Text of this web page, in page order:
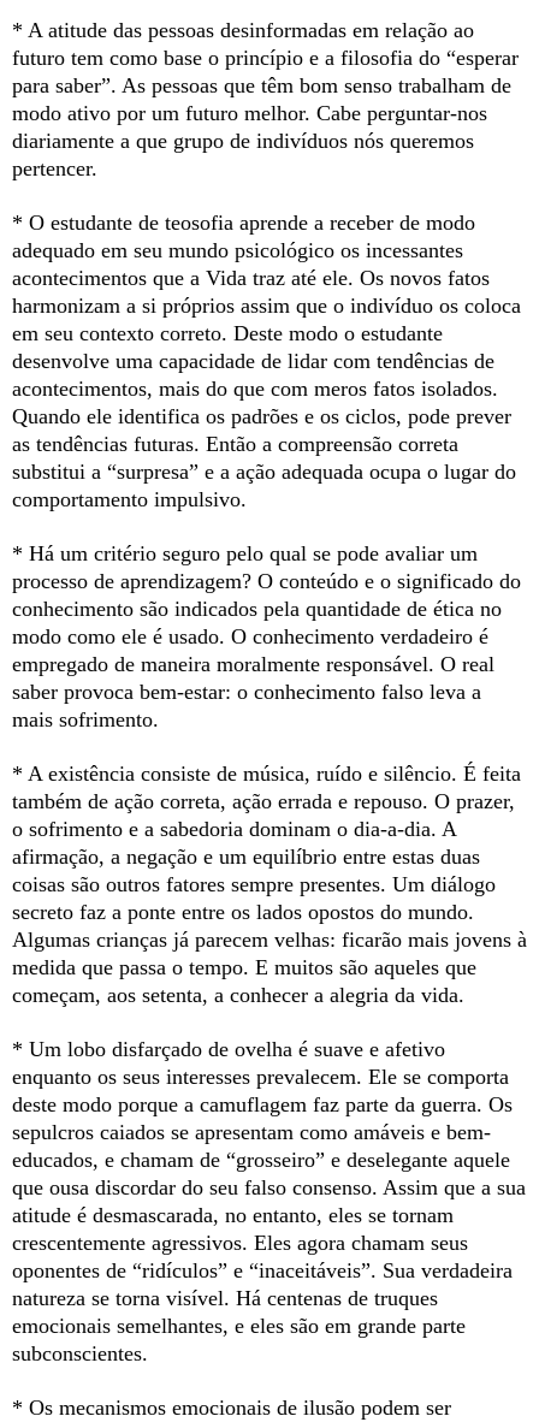
* A atitude das pessoas desinformadas em relação ao
futuro tem como base o princípio e a filosofia do “esperar
para saber”. As pessoas que têm bom senso trabalham de
modo ativo por um futuro melhor. Cabe perguntar-nos
diariamente a que grupo de indivíduos nós queremos
pertencer.
* O estudante de teosofia aprende a receber de modo
adequado em seu mundo psicológico os incessantes
acontecimentos que a Vida traz até ele. Os novos fatos
harmonizam a si próprios assim que o indivíduo os coloca
em seu contexto correto. Deste modo o estudante
desenvolve uma capacidade de lidar com tendências de
acontecimentos, mais do que com meros fatos isolados.
Quando ele identifica os padrões e os ciclos, pode prever
as tendências futuras. Então a compreensão correta
substitui a “surpresa” e a ação adequada ocupa o lugar do
comportamento impulsivo.
* Há um critério seguro pelo qual se pode avaliar um
processo de aprendizagem? O conteúdo e o significado do
conhecimento são indicados pela quantidade de ética no
modo como ele é usado. O conhecimento verdadeiro é
empregado de maneira moralmente responsável. O real
saber provoca bem-estar: o conhecimento falso leva a
mais sofrimento.
* A existência consiste de música, ruído e silêncio. É feita
também de ação correta, ação errada e repouso. O prazer,
o sofrimento e a sabedoria dominam o dia-a-dia. A
afirmação, a negação e um equilíbrio entre estas duas
coisas são outros fatores sempre presentes. Um diálogo
secreto faz a ponte entre os lados opostos do mundo.
Algumas crianças já parecem velhas: ficarão mais jovens à
medida que passa o tempo. E muitos são aqueles que
começam, aos setenta, a conhecer a alegria da vida.
* Um lobo disfarçado de ovelha é suave e afetivo
enquanto os seus interesses prevalecem. Ele se comporta
deste modo porque a camuflagem faz parte da guerra. Os
sepulcros caiados se apresentam como amáveis e bem-
educados, e chamam de “grosseiro” e deselegante aquele
que ousa discordar do seu falso consenso. Assim que a sua
atitude é desmascarada, no entanto, eles se tornam
crescentemente agressivos. Eles agora chamam seus
oponentes de “ridículos” e “inaceitáveis”. Sua verdadeira
natureza se torna visível. Há centenas de truques
emocionais semelhantes, e eles são em grande parte
subconscientes.
* Os mecanismos emocionais de ilusão podem ser